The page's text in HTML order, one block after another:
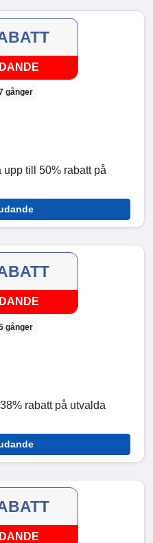
gånger
till 50% rabatt på
gånger
rabatt på utvalda